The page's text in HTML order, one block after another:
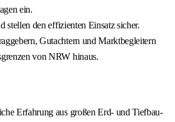
ein.
stellen den effizienten Einsatz sicher.
Gutachtern und Marktbegleitern
von NRW hinaus.
Erfahrung aus großen Erd‑ und Tiefbau-